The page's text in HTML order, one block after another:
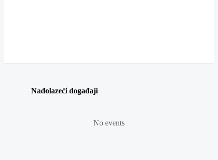
Nadolazeći događaji
No events